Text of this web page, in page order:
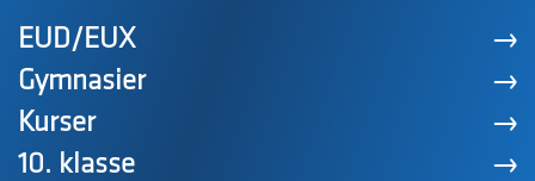
EUD/EUX
Gymnasier
Kurser
10. klasse